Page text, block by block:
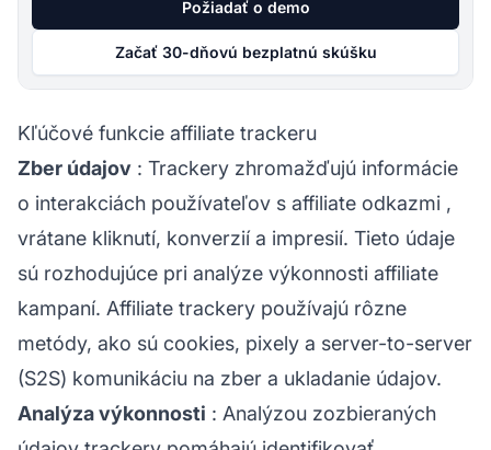
Požiadať o demo
Začať 30-dňovú bezplatnú skúšku
Kľúčové funkcie affiliate trackeru
Zber údajov : Trackery zhromažďujú informácie
o interakciách používateľov s affiliate odkazmi ,
vrátane kliknutí, konverzií a impresií. Tieto údaje
sú rozhodujúce pri analýze výkonnosti affiliate
kampaní. Affiliate trackery používajú rôzne
metódy, ako sú cookies, pixely a server-to-server
(S2S) komunikáciu na zber a ukladanie údajov.
Analýza výkonnosti : Analýzou zozbieraných